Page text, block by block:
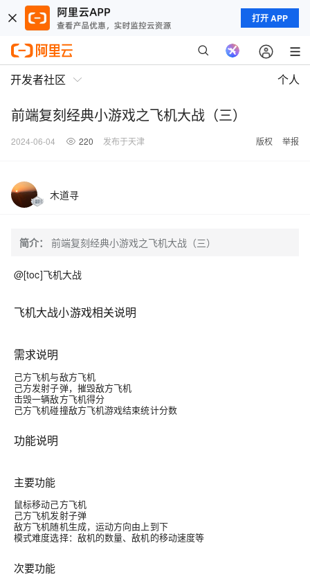
打开 APP
开发者社区 个人
前端复刻经典小游戏之飞机大战（三）
2024-06-04 220 发布于天津 版权 举报
木道寻
简介： 前端复刻经典小游戏之飞机大战（三）
@[toc]飞机大战
飞机大战小游戏相关说明
需求说明
己方飞机与敌方飞机
己方发射子弹，摧毁敌方飞机
击毁一辆敌方飞机得分
己方飞机碰撞敌方飞机游戏结束统计分数
功能说明
主要功能
鼠标移动己方飞机
己方飞机发射子弹
敌方飞机随机生成，运动方向由上到下
模式难度选择：敌机的数量、敌机的移动速度等
次要功能